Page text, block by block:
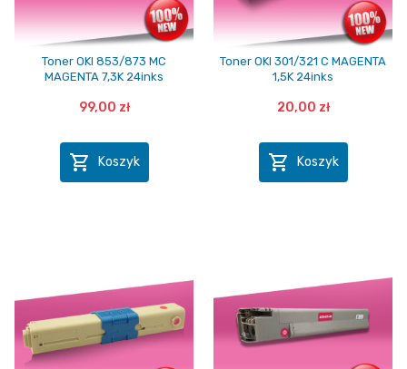
Toner OKI 853/873 MC
MAGENTA 7,3K 24inks
99,00 zł
 Koszyk
Toner OKI 301/321 C MAGENTA
1,5K 24inks
20,00 zł
 Koszyk